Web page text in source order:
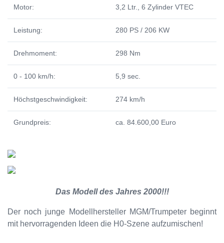
Motor: 3,2 Ltr., 6 Zylinder VTEC
Leistung: 280 PS / 206 KW
Drehmoment: 298 Nm
0 - 100 km/h: 5,9 sec.
Höchstgeschwindigkeit: 274 km/h
Grundpreis: ca. 84.600,00 Euro
Das Modell des Jahres 2000!!!
Der noch junge Modellhersteller MGM/Trumpeter beginnt
mit hervorragenden Ideen die H0-Szene aufzumischen!